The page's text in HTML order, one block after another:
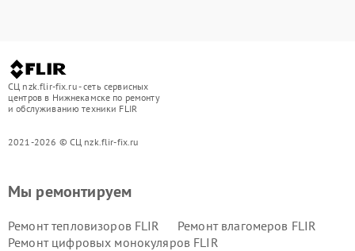
СЦ nzk.flir-fix.ru - сеть сервисных
центров в Нижнекамске по ремонту
и обслуживанию техники FLIR
2021-2026 © СЦ nzk.flir-fix.ru
Мы ремонтируем
Ремонт тепловизоров FLIR
Ремонт влагомеров FLIR
Ремонт цифровых монокуляров FLIR